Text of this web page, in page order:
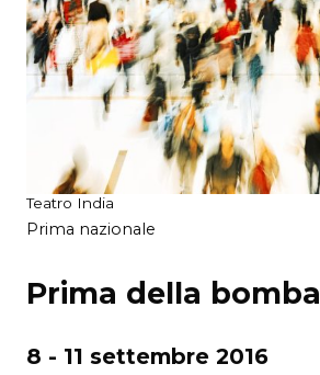
Teatro India
Prima nazionale
Prima della bomba
8 - 11 settembre 2016